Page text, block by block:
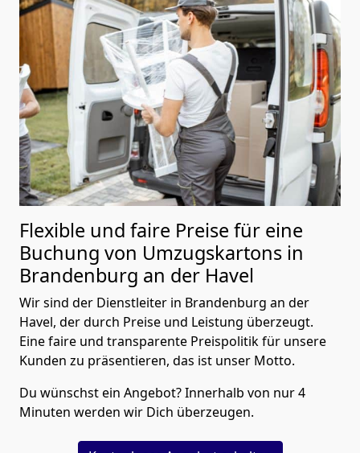
Flexible und faire Preise für eine
Buchung von Umzugskartons in
Brandenburg an der Havel
Wir sind der Dienstleiter in Brandenburg an der
Havel, der durch Preise und Leistung überzeugt.
Eine faire und transparente Preispolitik für unsere
Kunden zu präsentieren, das ist unser Motto.
Du wünschst ein Angebot? Innerhalb von nur 4
Minuten werden wir Dich überzeugen.